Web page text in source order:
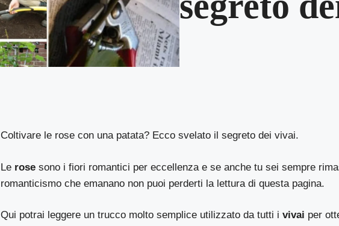
Coltivare le rose con una patata? Ecco svelato il segreto dei vivai.
Le rose sono i fiori romantici per eccellenza e se anche tu sei sempre
romanticismo che emanano non puoi perderti la lettura di questa pagina.
Qui potrai leggere un trucco molto semplice utilizzato da tutti i vivai per